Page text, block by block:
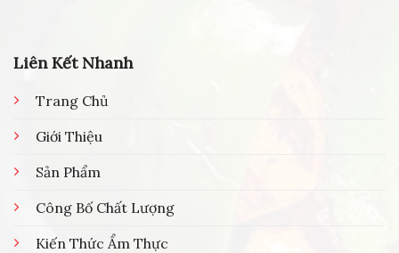
Liên Kết Nhanh
Trang Chủ
Giới Thiệu
Sản Phẩm
Công Bố Chất Lượng
Kiến Thức Ẩm Thực